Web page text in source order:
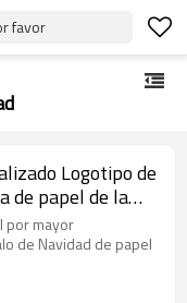
favor
Logotipo de
de papel de la
con 3
de la llave
por mayor
de Navidad de papel